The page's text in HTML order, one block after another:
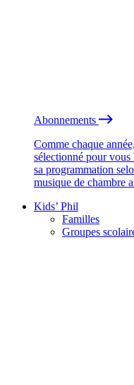
Abonnements
Comme chaque
sélectionné pour vous
sa programmation
musique de chambre
Kids’ Phil
Familles
Groupes